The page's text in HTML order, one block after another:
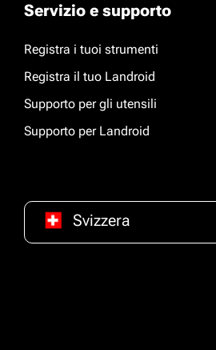
Servizio e supporto
Registra i tuoi strumenti
Registra il tuo Landroid
Supporto per gli utensili
Supporto per Landroid
Svizzera